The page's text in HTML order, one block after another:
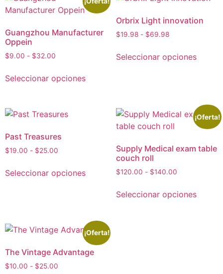
Guangzhou Manufacturer
Oppein
$9.00 - $32.00
Seleccionar opciones
Orbrix Light innovation
$19.98 - $69.98
Seleccionar opciones
Past Treasures
$19.00 - $25.00
Seleccionar opciones
¡Oferta!
Supply Medical exam table
couch roll
$120.00 - $140.00
Seleccionar opciones
¡Oferta!
The Vintage Advantage
$10.00 - $25.00